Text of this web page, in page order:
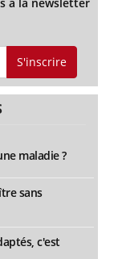
S'inscrire
maladie ?
sans
c'est